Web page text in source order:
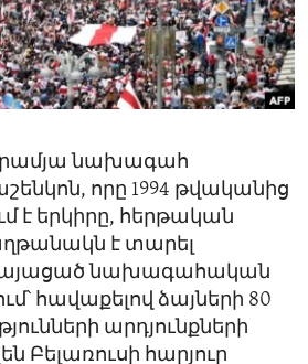
HEALTH
նախագահ
որը 1994 թվականից
է երկիրը, հերթական
է տարել
նախագահական
հավաքելով ձայների 80
արդյունքների
Բելառուսի հարյուր